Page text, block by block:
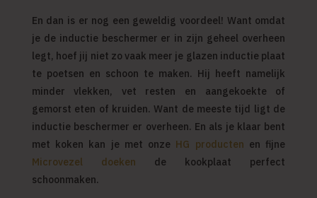
En dan is er nog een geweldig voordeel! Want omdat
je de inductie beschermer er in zijn geheel overheen
legt, hoef jij niet zo vaak meer je glazen inductie plaat
te poetsen en schoon te maken. Hij heeft namelijk
minder vlekken, vet resten en aangekoekte of
gemorst eten of kruiden. Want de meeste tijd ligt de
inductie beschermer er overheen. En als je klaar bent
met koken kan je met onze HG producten en fijne
Microvezeldoeken de kookplaat perfect
schoonmaken.